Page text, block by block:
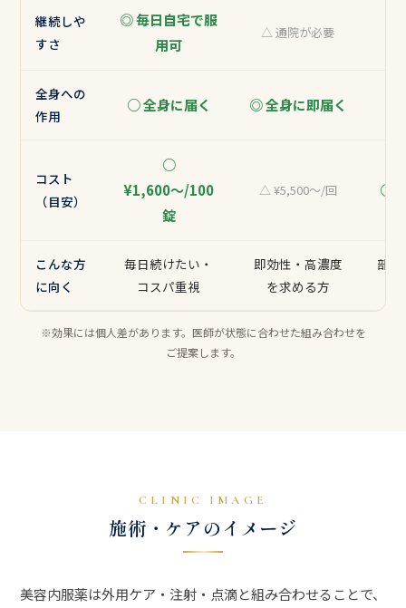
継続しや
すさ
◎ 毎日自宅で服
用可
△ 通院が必要
全身への
作用
○ 全身に届く ◎ 全身に即届く
コスト
（目安）
○
¥1,600〜/100
錠
△ ¥5,500〜/回 ○
こんな方
に向く
毎日続けたい・
コスパ重視
即効性・高濃度
を求める方
部
※効果には個人差があります。医師が状態に合わせた組み合わせを
ご提案します。
CLINIC IMAGE
施術・ケアのイメージ
美容内服薬は外用ケア・注射・点滴と組み合わせることで、